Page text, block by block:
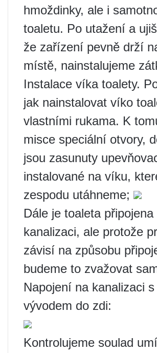
hmoždinky, ale i
toaletu. Po utažení a
že zařízení pevně drží
místě, nainstalujeme
Instalace víka toalety.
jak nainstalovat víko
vlastními rukama. K
misce speciální otvory,
jsou zasunuty
instalované na víku,
zespodu utáhneme;
Dále je toaleta připojena
kanalizaci, ale protože
závisí na způsobu
budeme to zvažovat
Napojení na kanalizaci s
vývodem do zdi:
Kontrolujeme soulad